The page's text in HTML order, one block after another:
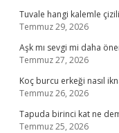
Tuvale hangi kalemle
Temmuz 29, 2026
Aşk mı sevgi mi daha
Temmuz 27, 2026
Koç burcu erkeği nasıl
Temmuz 26, 2026
Tapuda birinci kat ne
Temmuz 25, 2026